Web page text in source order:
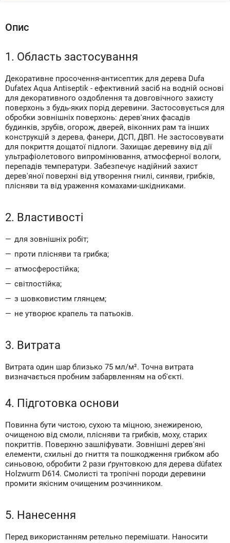
Опис
1. Область застосування
Декоративне просочення-антисептик для дерева Dufa
Dufatex Aqua Antiseptik - ефективний засіб на водній основі
для декоративного оздоблення та довговічного захисту
поверхонь з будь-яких порід деревини. Застосовується для
обробки зовнішніх поверхонь: дерев'яних фасадів
будинків, зрубів, огорож, дверей, віконних рам та інших
конструкцій з дерева, фанери, ДСП, ДВП. Не застосовувати
для покриття дощатої підлоги. Захищає деревину від дії
ультрафіолетового випромінювання, атмосферної вологи,
перепадів температури. Забезпечує надійний захист
дерев'яної поверхні від утворення гнилі, синяви, грибків,
плісняви та від ураження комахами-шкідниками.
2. Властивості
для зовнішніх робіт;
проти плісняви та грибка;
атмосферостійка;
світлостійка;
з шовковистим глянцем;
не утворює крапель та патьоків.
3. Витрата
Витрата один шар близько 75 мл/м². Точна витрата
визначається пробним забарвленням на об'єкті.
4. Підготовка основи
Повинна бути чистою, сухою та міцною, знежиреною,
очищеною від смоли, плісняви та грибків, моху, старих
покриттів. Поверхню зашліфувати. Зовнішні дерев'яні
елементи, схильні до гниття та пошкодження грибком або
синьовою, обробити 2 рази ґрунтовкою для дерева düfatex
Holzwurm D614. Смолисті та тропічні породи деревини
промити якісним очищеним розчинником.
5. Нанесення
Перед використанням ретельно перемішати. Наносити